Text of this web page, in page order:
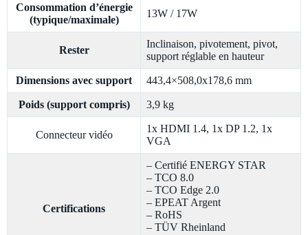
Consommation d’énergie
(typique/maximale)
13W / 17W
Rester
Inclinaison, pivotement, pivot,
support réglable en hauteur
Dimensions avec support 443,4×508,0x178,6 mm
Poids (support compris) 3,9 kg
Connecteur vidéo
1x HDMI 1.4, 1x DP 1.2, 1x
VGA
Certifications
– Certifié ENERGY STAR
– TCO 8.0
– TCO Edge 2.0
– EPEAT Argent
– RoHS
– TÜV Rheinland